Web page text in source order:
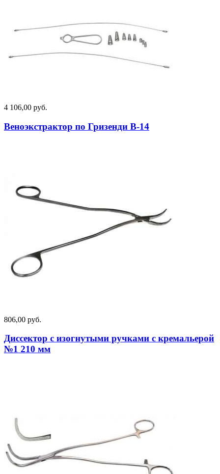
4 106,00 руб.
Веноэкстрактор по Гризенди В-14
806,00 руб.
Диссектор с изогнутыми ручками с кремальерой
№1 210 мм